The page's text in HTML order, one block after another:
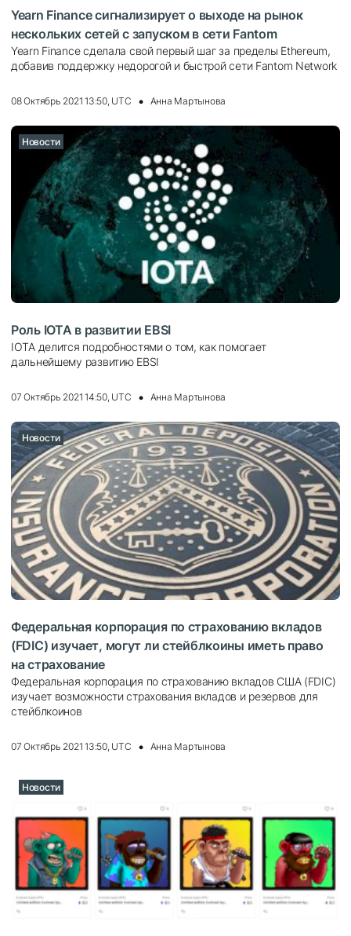
Yearn Finance сигнализирует о выходе на рынок
нескольких сетей с запуском в сети Fantom
Yearn Finance сделала свой первый шаг за пределы Ethereum,
добавив поддержку недорогой и быстрой сети Fantom Network
08 Октябрь 2021 13:50, UTC Анна Мартынова
Новости
Роль IOTA в развитии EBSI
IOTA делится подробностями о том, как помогает
дальнейшему развитию EBSI
07 Октябрь 2021 14:50, UTC Анна Мартынова
Новости
Федеральная корпорация по страхованию вкладов
(FDIC) изучает, могут ли стейблкоины иметь право
на страхование
Федеральная корпорация по страхованию вкладов США (FDIC)
изучает возможности страхования вкладов и резервов для
стейблкоинов
07 Октябрь 2021 13:50, UTC Анна Мартынова
Новости